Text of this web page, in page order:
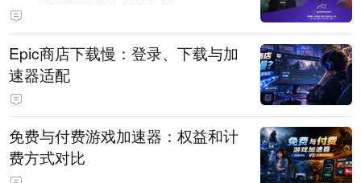
Epic商店下载慢：登录、下载与加
速器适配
免费与付费游戏加速器：权益和计
费方式对比